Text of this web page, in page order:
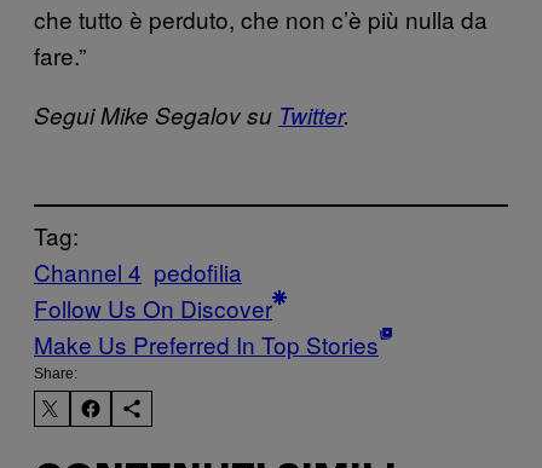
che tutto è perduto, che non c’è più nulla da
fare.”
Segui Mike Segalov su Twitter.
Tag:
Channel 4 pedofilia
Follow Us On Discover
Make Us Preferred In Top Stories
Share: